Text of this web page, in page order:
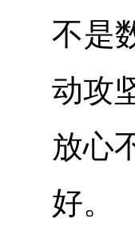
不是
动攻
放心
好。